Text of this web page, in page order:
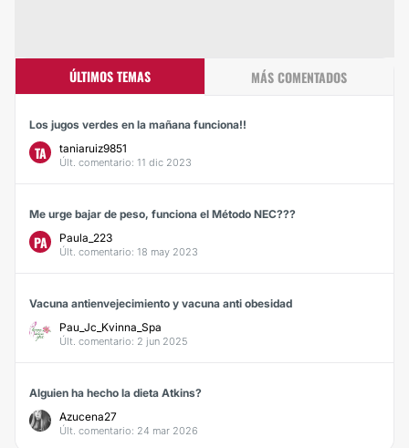
ÚLTIMOS TEMAS MÁS COMENTADOS
Los jugos verdes en la mañana funciona!!
TA taniaruiz9851
Últ. comentario: 11 dic 2023
Me urge bajar de peso, funciona el Método NEC???
PA Paula_223
Últ. comentario: 18 may 2023
Vacuna antienvejecimiento y vacuna anti obesidad
Pau_Jc_Kvinna_Spa
Últ. comentario: 2 jun 2025
Alguien ha hecho la dieta Atkins?
Azucena27
Últ. comentario: 24 mar 2026